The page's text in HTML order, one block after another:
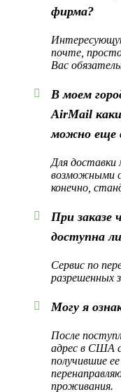
фирма?
почте,
Вас
В моем
AirMail
можно еще
Для доставки
возможными
конечно,
При заказе
доступна
Сервис по
разрешенных
Могу я
После
адрес в США
получившие
проживания.